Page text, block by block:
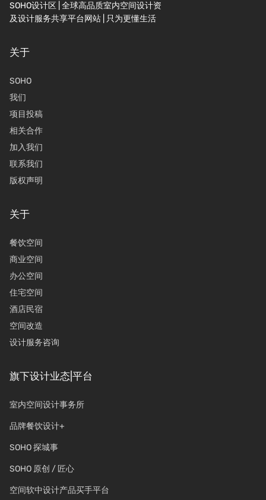
SOHO设计区 | 全球高品质室内空间设计资
及设计服务共享平台网站 | 只为更懂生活
关于
SOHO
我们
项目投稿
相关合作
加入我们
联系我们
版权声明
关于
餐饮空间
商业空间
办公空间
住宅空间
酒店民宿
空间改造
设计服务咨询
旗下设计业态|平台
室内空间设计事务所
品牌餐饮设计+
SOHO 探城事
SOHO 原创 / 匠心
空间软中设计产品买手平台